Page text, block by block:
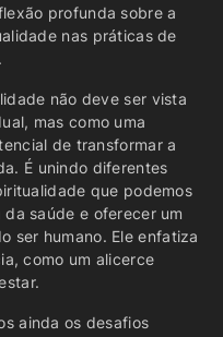
profunda sobre a
nas práticas de
não deve ser vista
mas como uma
de transformar a
É unindo diferentes
que podemos
saúde e oferecer um
ser humano. Ele enfatiza
como um alicerce
ainda os desafios